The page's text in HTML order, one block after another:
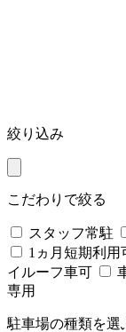
絞り込み
こだわりで絞る
スタッフ常駐
1ヵ月短期利用
イルーフ車可
専用
駐車場の種類を選